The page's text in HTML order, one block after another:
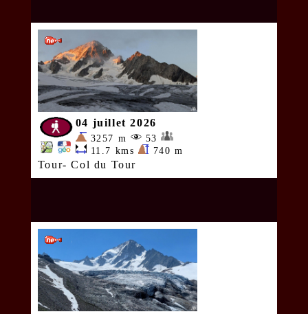
04 juillet 2026
3257 m
53
11.7 kms
740 m
Tour- Col du Tour